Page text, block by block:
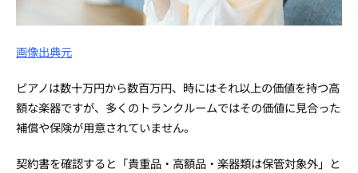
画像出典元
ピアノは数十万円から数百万円、時にはそれ以上の価値を持つ高
額な楽器ですが、多くのトランクルームではその価値に見合った
補償や保険が用意されていません。
契約書を確認すると「貴重品・高額品・楽器類は保管対象外」と